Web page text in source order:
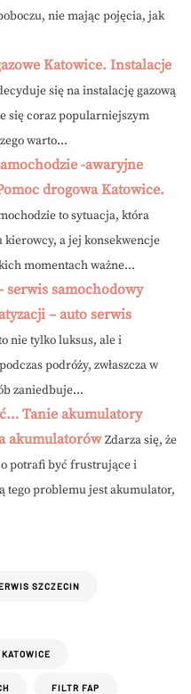
nie mając pojęcia, jak
Katowice. Instalacje
się na instalację gazową
się coraz popularniejszym
warto...
-awaryjne
drogowa Katowice.
to sytuacja, która
kierowcy, a jej konsekwencje
momentach ważne...
serwis samochodowy
– auto serwis
nie tylko luksus, ale i
podróży, zwłaszcza w
zaniedbuje...
Tanie akumulatory
akumulatorów Zdarza się, że
potrafi być frustrujące i
tego problemu jest akumulator,
SZCZECIN
FILTR FAP